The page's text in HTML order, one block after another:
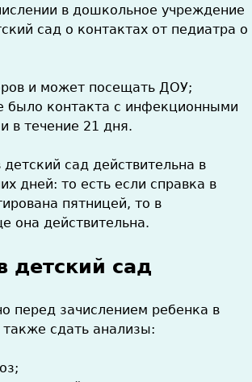
в дошкольное учреждение
сад о контактах от педиатра о
и может посещать ДОУ;
было контакта с инфекционными
в течение 21 дня.
сад действительна в
дней: то есть если справка в
пятницей, то в
она действительна.
детский сад
перед зачислением ребенка в
сдать анализы: